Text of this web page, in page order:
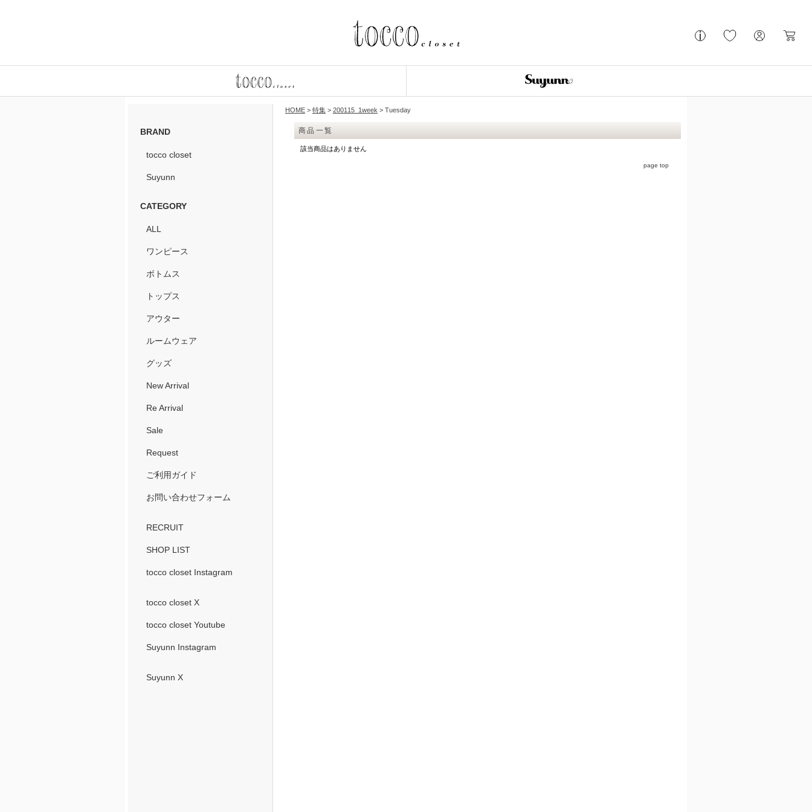
BRAND
tocco closet
Suyunn
CATEGORY
ALL
ワンピース
ボトムス
トップス
アウター
ルームウェア
グッズ
New Arrival
Re Arrival
Sale
Request
ご利用ガイド
お問い合わせフォーム
RECRUIT
SHOP LIST
tocco closet Instagram
tocco closet X
tocco closet Youtube
Suyunn Instagram
Suyunn X
HOME > 特集 > 200115_1week > Tuesday
商品一覧
該当商品はありません
page top